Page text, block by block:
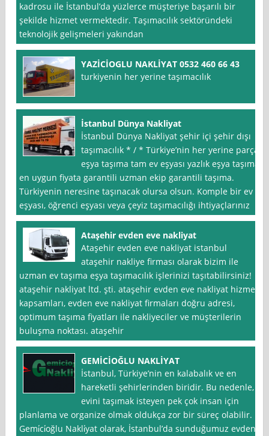
kadrosu ile İstanbul’da yüzlerce müşteriye başarılı bir
şekilde hizmet vermektedir. Taşımacılık sektöründeki
teknolojik gelişmeleri yakından
YAZİCİOGLU NAKLİYAT 0532 460 66 43
turkiyenin her yerine taşımacılık
İstanbul Dünya Nakliyat
İstanbul Dünya Nakliyat şehir içi şehir dışı
taşımacılık * / * Türkiye’nin her yerine parça
eşya taşıma tam ev eşyası yazlık eşya taşıma
en uygun fiyata garantili uzman ekip garantili taşıma.
Türkiyenin neresine taşınacak olursa olsun. Komple bir ev
eşyası, öğrenci eşyası veya çeyiz taşımacılığı ihtiyaçlarınız
Ataşehir evden eve nakliyat
Ataşehir evden eve nakliyat istanbul
ataşehir nakliye firması olarak bizim ile
uzman ev taşıma eşya taşımacılık işlerinizi taşıtabilirsiniz!
ataşehir nakliyat ltd. şti. ataşehir evden eve nakliyat hizmet
kapsamları, evden eve nakliyat firmaları doğru adresi,
optimum taşıma fiyatları ile nakliyeciler ve müşterilerin
buluşma noktası. ataşehir
GEMİCİOĞLU NAKLİYAT
İstanbul, Türkiye’nin en kalabalık ve en
hareketli şehirlerinden biridir. Bu nedenle,
evini taşımak isteyen pek çok insan için
planlama ve organize olmak oldukça zor bir süreç olabilir.
Gemi̇ci̇oğlu Nakli̇yat olarak, İstanbul’da sunduğumuz evden